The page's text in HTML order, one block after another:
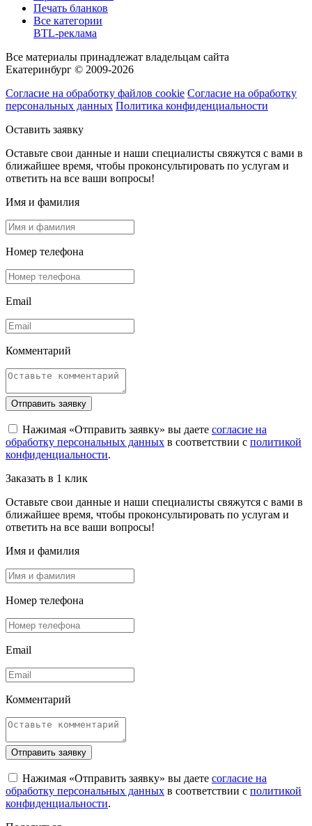
Печать бланков
Все категории
BTL-реклама
Все материалы принадлежат владельцам сайта
Екатеринбург © 2009-2026
Согласие на обработку файлов cookie Согласие на обработку
персональных данных Политика конфиденциальности
Оставить заявку
Оставьте свои данные и наши специалисты свяжутся с вами в
ближайшее время, чтобы проконсультировать по услугам и
ответить на все ваши вопросы!
Имя и фамилия
Номер телефона
Email
Комментарий
Отправить заявку
Нажимая «Отправить заявку» вы даете согласие на
обработку персональных данных в соответствии с политикой
конфиденциальности.
Заказать в 1 клик
Оставьте свои данные и наши специалисты свяжутся с вами в
ближайшее время, чтобы проконсультировать по услугам и
ответить на все ваши вопросы!
Имя и фамилия
Номер телефона
Email
Комментарий
Отправить заявку
Нажимая «Отправить заявку» вы даете согласие на
обработку персональных данных в соответствии с политикой
конфиденциальности.